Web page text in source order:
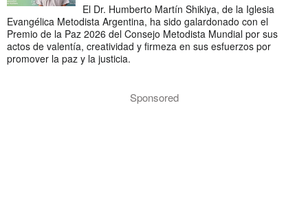
El Dr. Humberto Martín Shikiya, de la Iglesia
Evangélica Metodista Argentina, ha sido galardonado con el
Premio de la Paz 2026 del Consejo Metodista Mundial por sus
actos de valentía, creatividad y firmeza en sus esfuerzos por
promover la paz y la justicia.
Sponsored